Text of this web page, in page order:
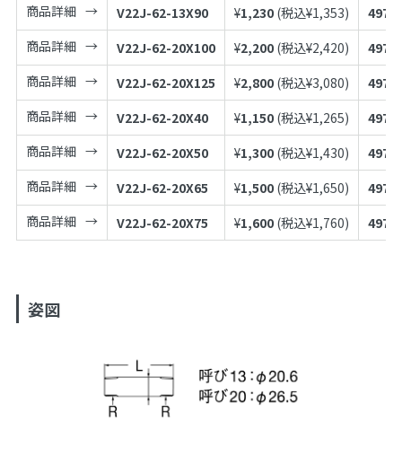
商品詳細
V22J-62-13X90 ¥1,230 (税込¥1,353)
商品詳細
V22J-62-20X100 ¥2,200 (税込¥2,420)
商品詳細
V22J-62-20X125 ¥2,800 (税込¥3,080)
商品詳細
V22J-62-20X40 ¥1,150 (税込¥1,265)
商品詳細
V22J-62-20X50 ¥1,300 (税込¥1,430)
商品詳細
V22J-62-20X65 ¥1,500 (税込¥1,650)
商品詳細
V22J-62-20X75 ¥1,600 (税込¥1,760)
姿図